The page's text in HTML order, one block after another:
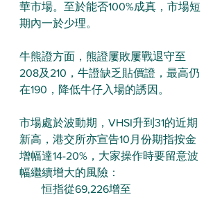
華市場。至於能否100%成真，市場短
期內一於少理。
牛熊證方面，熊證屢敗屢戰退守至
208及210，牛證缺乏貼價證，最高仍
在190，降低牛仔入場的誘因。
市場處於波動期，VHSI升到31的近期
新高，港交所亦宣告10月份期指按金
增幅達14-20%，大家操作時要留意波
幅繼續增大的風險：
恒指從69,226增至